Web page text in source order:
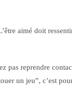
aimé doit
pas reprendre
un jeu”, c’est